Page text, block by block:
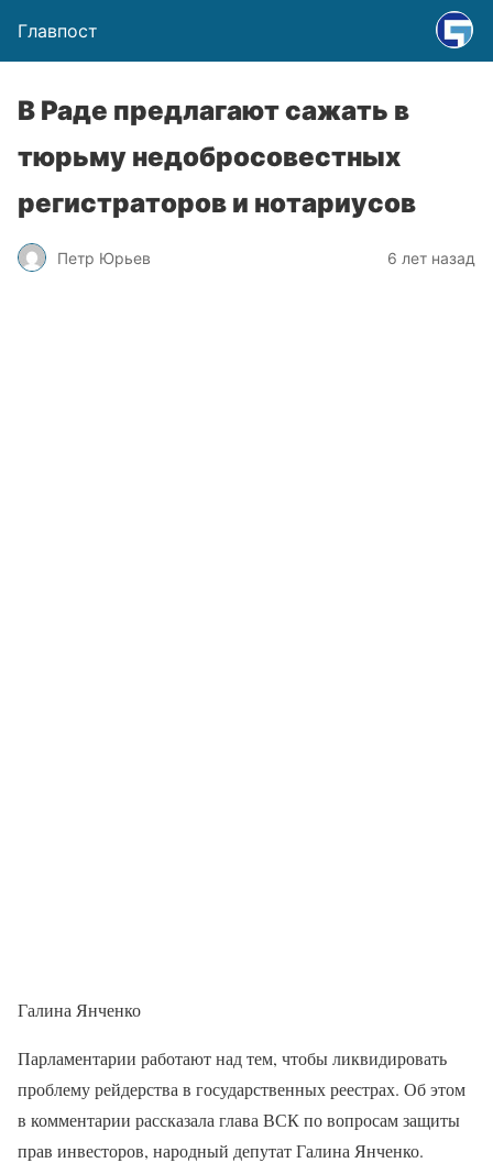
Главпост
В Раде предлагают сажать в
тюрьму недобросовестных
регистраторов и нотариусов
Петр Юрьев 6 лет назад
Галина Янченко
Парламентарии работают над тем, чтобы ликвидировать
проблему рейдерства в государственных реестрах. Об этом
в комментарии рассказала глава ВСК по вопросам защиты
прав инвесторов, народный депутат Галина Янченко.